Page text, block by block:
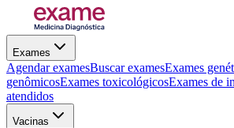
Exames
Agendar examesBuscar examesExames
genômicosExames toxicológicosExames de
atendidos
Vacinas